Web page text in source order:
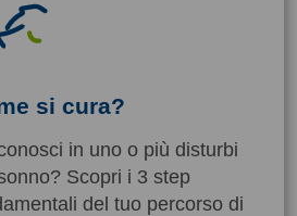
si cura?
in uno o più disturbi
Scopri i 3 step
del tuo percorso di